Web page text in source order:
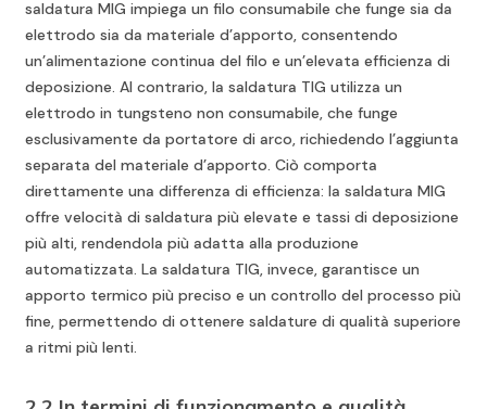
saldatura MIG impiega un filo consumabile che funge sia da
elettrodo sia da materiale d’apporto, consentendo
un’alimentazione continua del filo e un’elevata efficienza di
deposizione. Al contrario, la saldatura TIG utilizza un
elettrodo in tungsteno non consumabile, che funge
esclusivamente da portatore di arco, richiedendo l’aggiunta
separata del materiale d’apporto. Ciò comporta
direttamente una differenza di efficienza: la saldatura MIG
offre velocità di saldatura più elevate e tassi di deposizione
più alti, rendendola più adatta alla produzione
automatizzata. La saldatura TIG, invece, garantisce un
apporto termico più preciso e un controllo del processo più
fine, permettendo di ottenere saldature di qualità superiore
a ritmi più lenti.